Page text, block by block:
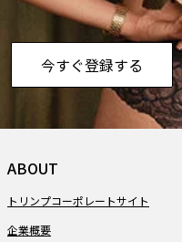
今すぐ登録する
ABOUT
トリンプコーポレートサイト
企業概要